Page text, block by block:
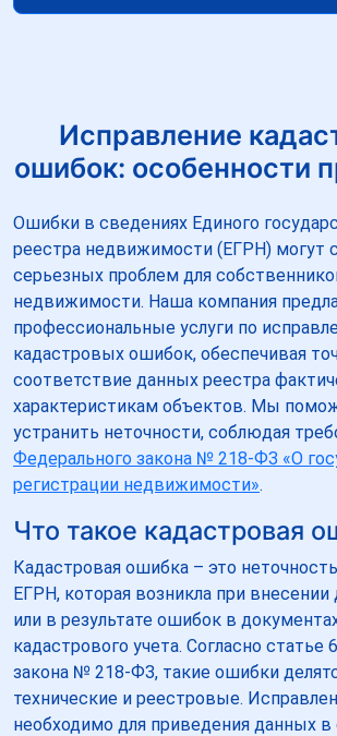
Исправление
ошибок: особенности
Ошибки в сведениях Единого
реестра недвижимости (ЕГРН) могут
серьезных проблем для
недвижимости. Наша компания
профессиональные услуги по
кадастровых ошибок, обеспечивая
соответствие данных реестра
характеристикам объектов. Мы
устранить неточности, соблюдая
Федерального закона № 218-ФЗ «О
регистрации недвижимости».
Что такое кадастровая
Кадастровая ошибка – это
ЕГРН, которая возникла при
или в результате ошибок в
кадастрового учета. Согласно статье
закона № 218-ФЗ, такие ошибки
технические и реестровые.
необходимо для приведения данных в